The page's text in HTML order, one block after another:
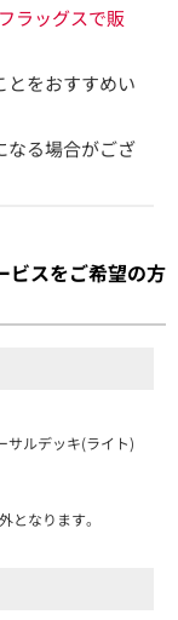
ラッグスで販
とをおすすめい
なる場合がござ
ビスをご希望の方
サルデッキ(ライト)
となります。